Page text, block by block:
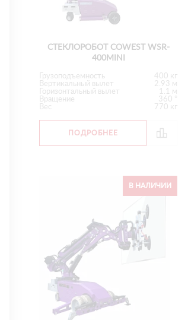
СТЕКЛОРОБОТ COWEST WSR-
400MINI
Грузоподъемность
400 кг
Вертикальный вылет
2.93 м
Горизонтальный вылет
1.1 м
Вращение
360 °
Вес
770 кг
ПОДРОБНЕЕ
В НАЛИЧИИ